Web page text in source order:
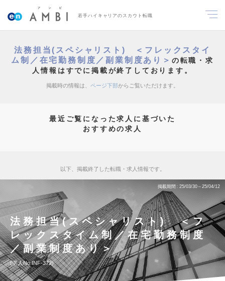
若手ハイキャリアのスカウト転職
法務担当(スペシャリスト) ＜フレックスタイ
ム制／在宅勤務制度／副業制度あり＞ の転職・求
人情報はすでに掲載が終了しております。
掲載時の情報は、 ページ下部からご覧いただけます。
最近ご覧になった求人に基づいた
おすすめの求人
以下、掲載終了した転職・求人情報です。
掲載期間 25/03/30～25/04/12
法務担当(スペシャリスト) ＜フ
レックスタイム制／在宅勤務制度
／副業制度あり＞
求人No.INF-372